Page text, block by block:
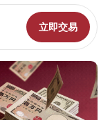
立即交易